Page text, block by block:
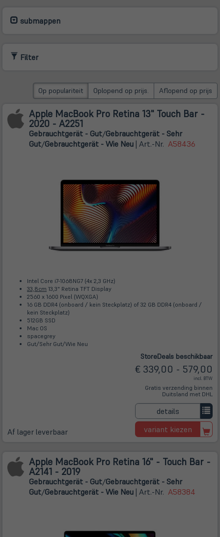
submappen
Filter
Op populariteit Oplopend op prijs. Aflopend op prijs
Apple MacBook Pro Retina 13" Touch Bar -
2020 - A2251
Gebrauchtgerät - Gut/Gebrauchtgerät - Sehr
Gut/Gebrauchtgerät - Wie Neu| Art.-Nr. A58436
Intel Core i7-1068NG7 (4x 2,3 GHz)
33,8cm 13,3" Retina TFT Display
2560 x 1600 Pixel (WQXGA)
16 GB DDR4 (onboard / kein Steckplatz) of 32 GB DDR4 (onboard /
kein Steckplatz)
512GB SSD
Mac OS
spacegrey
Gut/Sehr Gut/Wie Neu
Af lager leverbaar
StoreDeals beschikbaar
€ 339,00 - 579,00
incl. BTW
Gratis verzending binnen
Duitsland met DHL
details
variant kiezen
Apple MacBook Pro Retina 16" - Touch Bar -
A2141 - 2019
Gebrauchtgerät - Gut/Gebrauchtgerät - Sehr
Gut/Gebrauchtgerät - Wie Neu| Art.-Nr. A58384